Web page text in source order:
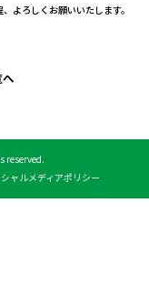
よろしくお願いいたします。
reserved.
ャルメディアポリシー